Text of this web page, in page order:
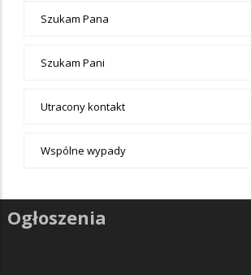
Szukam Pana
Szukam Pani
Utracony kontakt
Wspólne wypady
Ogłoszenia